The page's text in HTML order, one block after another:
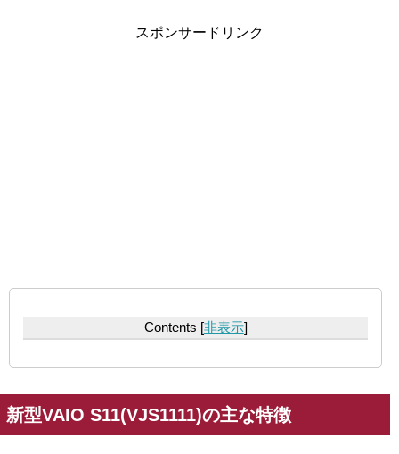
スポンサードリンク
Contents [非表示]
新型VAIO S11(VJS1111)の主な特徴